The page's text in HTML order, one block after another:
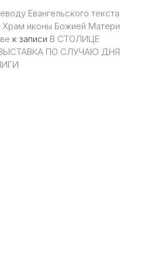
Евангельского текста
Храм иконы Божией Матери
к записи В СТОЛИЦЕ
ПО СЛУЧАЮ ДНЯ